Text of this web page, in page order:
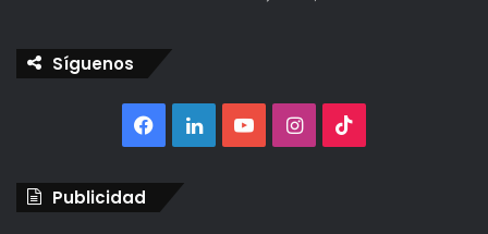
Síguenos
Facebook
LinkedInYouTubeInstagram
Publicidad